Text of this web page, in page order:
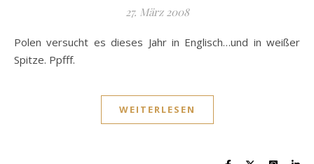
27. März 2008
Polen versucht es dieses Jahr in Englisch…und in weißer
Spitze. Ppfff.
WEITERLESEN